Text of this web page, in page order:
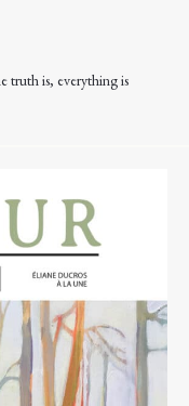
truth is, everything is